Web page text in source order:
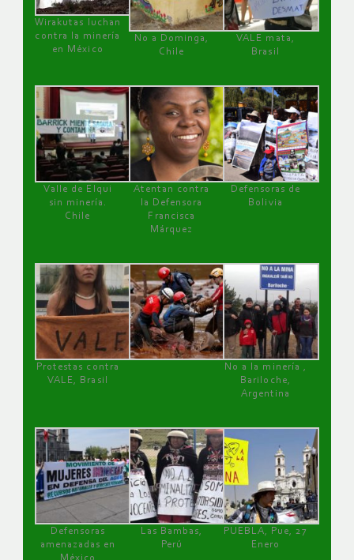
Wirakutas luchan
contra la minería
en México
No a Dominga,
Chile
VALE mata,
Brasil
Valle de Elqui
sin minería.
Chile
Atentan contra
la Defensora
Francisca
Márquez
Defensoras de
Bolivia
Protestas contra
VALE, Brasil
No a la minería ,
Bariloche,
Argentina
Defensoras
amenazadas en
México
Las Bambas,
Perú
PUEBLA, Pue, 27
Enero